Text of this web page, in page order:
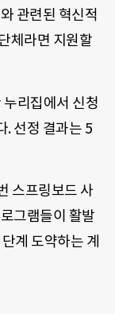
관련된 혁신적
체라면 지원할
리집에서 신청
. 선정 결과는 5
스프링보드 사
그램들이 활발
계 도약하는 계